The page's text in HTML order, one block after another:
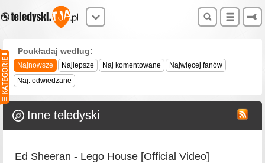
Poukładaj według:
Najnowsze Najlepsze Naj komentowane
Najwięcej fanów
Naj. odwiedzane
Inne teledyski
Ed Sheeran - Lego House [Official Video]